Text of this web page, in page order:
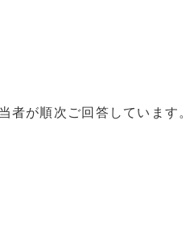
が順次ご回答しています。